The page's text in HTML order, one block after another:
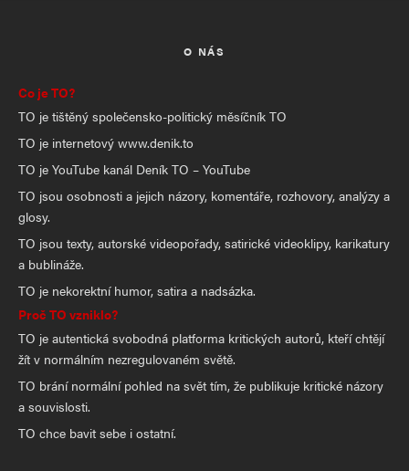
O NÁS
Co je TO?
TO je tištěný společensko-politický měsíčník TO
TO je internetový www.denik.to
TO je YouTube kanál Deník TO – YouTube
TO jsou osobnosti a jejich názory, komentáře, rozhovory, analýzy a
glosy.
TO jsou texty, autorské videopořady, satirické videoklipy, karikatury
a bublináže.
TO je nekorektní humor, satira a nadsázka.
Proč TO vzniklo?
TO je autentická svobodná platforma kritických autorů, kteří chtějí
žít v normálním nezregulovaném světě.
TO brání normální pohled na svět tím, že publikuje kritické názory
a souvislosti.
TO chce bavit sebe i ostatní.